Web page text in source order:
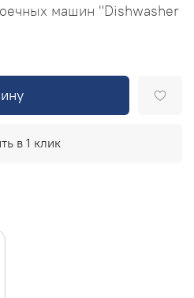
машин "Dishwasher
в 1 клик